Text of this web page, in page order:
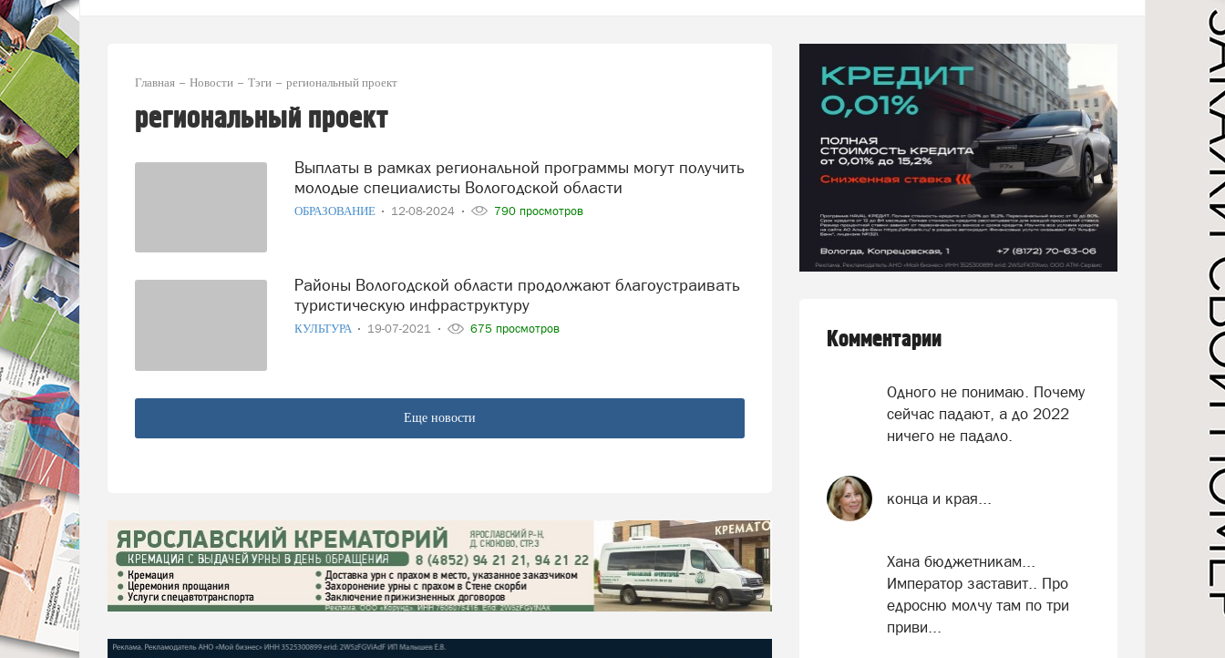
Главная Новости Тэги региональный проект
региональный проект
Выплаты в рамках региональной программы могут получить
молодые специалисты Вологодской области
ОБРАЗОВАНИЕ 12-08-2024 790 просмотров
Районы Вологодской области продолжают благоустраивать
туристическую инфраструктуру
КУЛЬТУРА 19-07-2021 675 просмотров
Еще новости
Комментарии
Одного не понимаю. Почему
сейчас падают, а до 2022
ничего не падало.
конца и края...
Хана бюджетникам...
Император заставит.. Про
едросню молчу там по три
приви...